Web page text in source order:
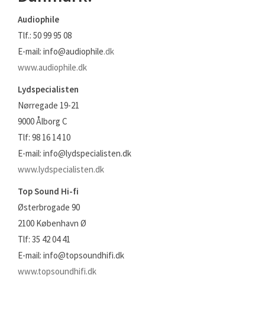
Audiophile
Tlf.: 50 99 95 08
E-mail: info@audiophile.dk
www.audiophile.dk
Lydspecialisten
Nørregade 19-21
9000 Ålborg C
Tlf: 98 16 14 10
E-mail: info@lydspecialisten.dk
www.lydspecialisten.dk
Top Sound Hi-fi
Østerbrogade 90
2100 København Ø
Tlf: 35 42 04 41
E-mail: info@topsoundhifi.dk
www.topsoundhifi.dk